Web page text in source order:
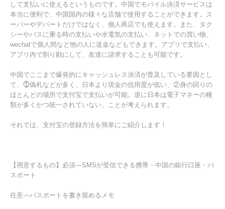
して支払いに使えるというものです。中国でモバイル決済サービスは
本当に便利で、中国国内の様々な店舗で使用することができます。ス
ーパーやデパートだけではなく、個人商店でも使えます。また、タク
シーやバスに乗る時の支払いや水電気の支払い、ネットでの買い物、
wechatで個人間など他の人に送金などもできます。アプリで支払い、
アプリ内で割り勘にして、友達に請求することも可能です。
中国でここまで爆発的にキャッシュレス決済が普及している要因とし
て、⓵偽札などが多く、日本より現金の信用度が低い、②身の回りの
ほとんどの場所で支付宝で支払いが可能。逆に日本は電子マネーの種
類が多くかつ統一されていない、ことが考えられます。
それでは、支付宝の登録方法を簡単にご紹介します！
【用意するもの】必須―SMSが受信できる携帯・中国の銀行口座・パ
スポート
任意―パスポートを書き留めるメモ